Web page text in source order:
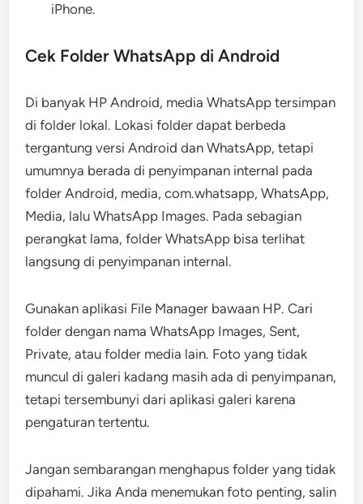
iPhone.
Cek Folder WhatsApp di Android
Di banyak HP Android, media WhatsApp tersimpan
di folder lokal. Lokasi folder dapat berbeda
tergantung versi Android dan WhatsApp, tetapi
umumnya berada di penyimpanan internal pada
folder Android, media, com.whatsapp, WhatsApp,
Media, lalu WhatsApp Images. Pada sebagian
perangkat lama, folder WhatsApp bisa terlihat
langsung di penyimpanan internal.
Gunakan aplikasi File Manager bawaan HP. Cari
folder dengan nama WhatsApp Images, Sent,
Private, atau folder media lain. Foto yang tidak
muncul di galeri kadang masih ada di penyimpanan,
tetapi tersembunyi dari aplikasi galeri karena
pengaturan tertentu.
Jangan sembarangan menghapus folder yang tidak
dipahami. Jika Anda menemukan foto penting, salin